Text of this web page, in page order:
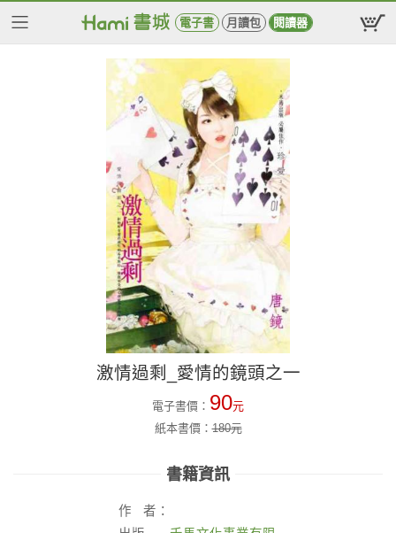
電子書 月讀包 閱讀器
激情過剩_愛情的鏡頭之一
電子書價： 90元
紙本書價：180元
書籍資訊
作
者：